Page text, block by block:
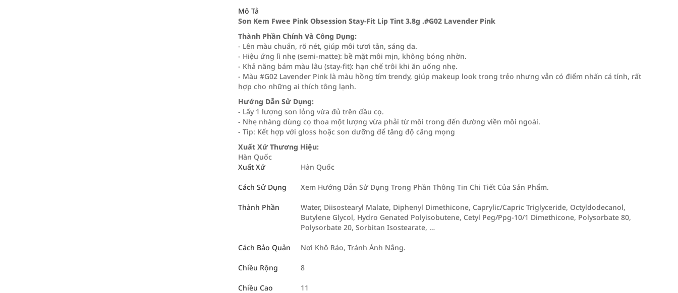
Mô Tả
Son Kem Fwee Pink Obsession Stay-Fit Lip Tint 3.8g .#G02 Lavender Pink
Thành Phần Chính Và Công Dụng:
- Lên màu chuẩn, rõ nét, giúp môi tươi tắn, sáng da.
- Hiệu ứng lì nhẹ (semi-matte): bề mặt môi mịn, không bóng nhờn.
- Khả năng bám màu lâu (stay-fit): hạn chế trôi khi ăn uống nhẹ.
- Màu #G02 Lavender Pink là màu hồng tím trendy, giúp makeup look trong trẻo nhưng vẫn có điểm nhấn cá tính, rất
hợp cho những ai thích tông lạnh.
Hướng Dẫn Sử Dụng:
- Lấy 1 lượng son lỏng vừa đủ trên đầu cọ.
- Nhẹ nhàng dùng cọ thoa một lượng vừa phải từ môi trong đến đường viền môi ngoài.
- Tip: Kết hợp với gloss hoặc son dưỡng để tăng độ căng mọng
Xuất Xứ Thương Hiệu:
Hàn Quốc
Xuất Xứ
Hàn Quốc
Cách Sử Dụng Xem Hướng Dẫn Sử Dụng Trong Phần Thông Tin Chi Tiết Của Sản Phẩm.
Thành Phần
Water, Diisostearyl Malate, Diphenyl Dimethicone, Caprylic/Capric Triglyceride, Octyldodecanol,
Butylene Glycol, Hydro Genated Polyisobutene, Cetyl Peg/Ppg-10/1 Dimethicone, Polysorbate 80,
Polysorbate 20, Sorbitan Isostearate, …
Cách Bảo Quản Nơi Khô Ráo, Tránh Ánh Nắng.
Chiều Rộng 8
Chiều Cao 11